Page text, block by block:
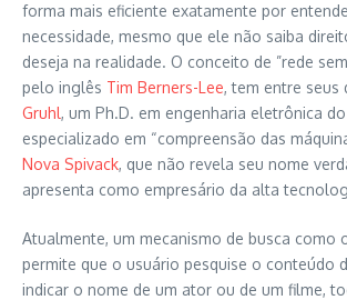
forma mais eficiente exatamente por
necessidade, mesmo que ele não saiba
deseja na realidade. O conceito de ”rede
pelo inglês Tim Berners-Lee, tem entre seus
Gruhl, um Ph.D. em engenharia eletrônica do
especializado em “compreensão das
Nova Spivack, que não revela seu nome
apresenta como empresário da alta
Atualmente, um mecanismo de busca como
permite que o usuário pesquise o conteúdo
indicar o nome de um ator ou de um filme,